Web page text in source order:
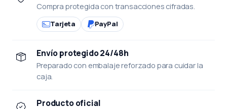
Compra protegida con transacciones cifradas.
Tarjeta PayPal
Envío protegido 24/48h
Preparado con embalaje reforzado para cuidar la
caja.
Producto oficial